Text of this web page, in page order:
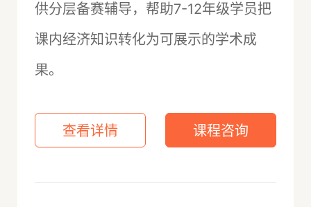
供分层备赛辅导，帮助7-12年级学员把
课内经济知识转化为可展示的学术成
果。
查看详情 课程咨询